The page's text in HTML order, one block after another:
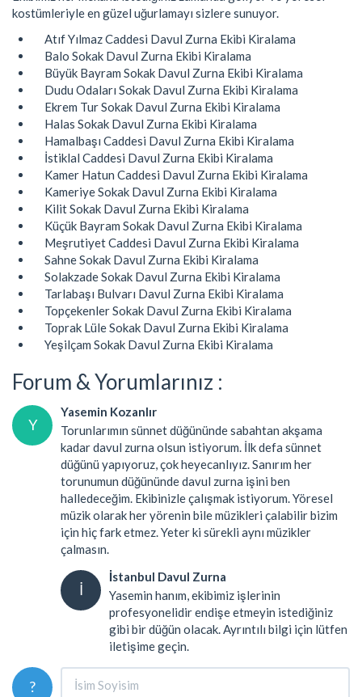
kostümleriyle en güzel uğurlamayı sizlere sunuyor.
Atıf Yılmaz Caddesi Davul Zurna Ekibi Kiralama
Balo Sokak Davul Zurna Ekibi Kiralama
Büyük Bayram Sokak Davul Zurna Ekibi Kiralama
Dudu Odaları Sokak Davul Zurna Ekibi Kiralama
Ekrem Tur Sokak Davul Zurna Ekibi Kiralama
Halas Sokak Davul Zurna Ekibi Kiralama
Hamalbaşı Caddesi Davul Zurna Ekibi Kiralama
İstiklal Caddesi Davul Zurna Ekibi Kiralama
Kamer Hatun Caddesi Davul Zurna Ekibi Kiralama
Kameriye Sokak Davul Zurna Ekibi Kiralama
Kilit Sokak Davul Zurna Ekibi Kiralama
Küçük Bayram Sokak Davul Zurna Ekibi Kiralama
Meşrutiyet Caddesi Davul Zurna Ekibi Kiralama
Sahne Sokak Davul Zurna Ekibi Kiralama
Solakzade Sokak Davul Zurna Ekibi Kiralama
Tarlabaşı Bulvarı Davul Zurna Ekibi Kiralama
Topçekenler Sokak Davul Zurna Ekibi Kiralama
Toprak Lüle Sokak Davul Zurna Ekibi Kiralama
Yeşilçam Sokak Davul Zurna Ekibi Kiralama
Forum & Yorumlarınız :
Y
Yasemin Kozanlır
Torunlarımın sünnet düğününde sabahtan akşama
kadar davul zurna olsun istiyorum. İlk defa sünnet
düğünü yapıyoruz, çok heyecanlıyız. Sanırım her
torunumun düğününde davul zurna işini ben
halledeceğim. Ekibinizle çalışmak istiyorum. Yöresel
müzik olarak her yörenin bile müzikleri çalabilir bizim
için hiç fark etmez. Yeter ki sürekli aynı müzikler
çalmasın.
İ
İstanbul Davul Zurna
Yasemin hanım, ekibimiz işlerinin
profesyonelidir endişe etmeyin istediğiniz
gibi bir düğün olacak. Ayrıntılı bilgi için lütfen
iletişime geçin.
?